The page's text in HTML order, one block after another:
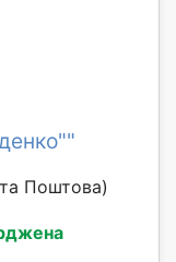
Поштова)